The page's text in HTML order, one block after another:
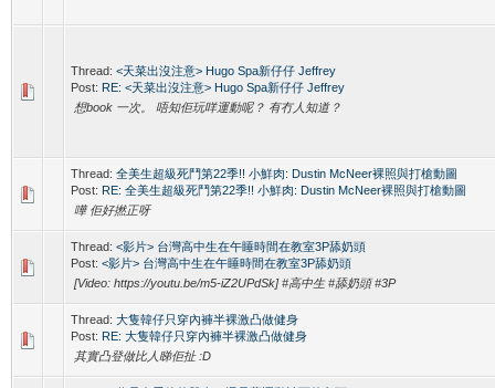
Thread: <天菜出沒注意> Hugo Spa新仔仔 Jeffrey
Post: RE: <天菜出沒注意> Hugo Spa新仔仔 Jeffrey
想book 一次。 唔知佢玩咩運動呢？ 有冇人知道？
Thread: 全美生超級死鬥第22季!! 小鮮肉: Dustin McNeer裸照與打槍動圖
Post: RE: 全美生超級死鬥第22季!! 小鮮肉: Dustin McNeer裸照與打槍動圖
嘩 佢好撚正呀
Thread: <影片> 台灣高中生在午睡時間在教室3P舔奶頭
Post: <影片> 台灣高中生在午睡時間在教室3P舔奶頭
[Video: https://youtu.be/m5-iZ2UPdSk] #高中生 #舔奶頭 #3P
Thread: 大隻韓仔只穿內褲半裸激凸做健身
Post: RE: 大隻韓仔只穿內褲半裸激凸做健身
其實凸登做比人睇佢扯 :D